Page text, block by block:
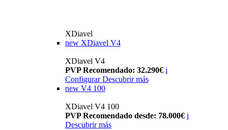
XDiavel
new XDiavel V4
XDiavel V4
PVP Recomendado: 32.290€ i
Configurar Descubrir más
new V4 100
XDiavel V4 100
PVP Recomendado desde: 78.000€ i
Descubrir más